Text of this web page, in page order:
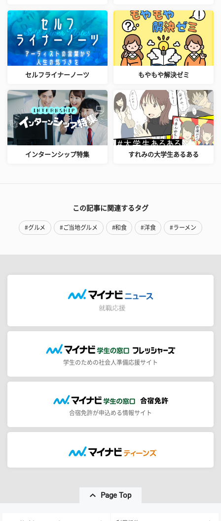
セルフライナーノーツ もやもや解決ゼミ
インターンシップ特集 すれみの大学生あるある
この記事に関連するタグ
#グルメ #ご当地グルメ #和食 #洋食 #ラーメン
学生のための社会人準備応援サイト
合宿免許が申込める情報サイト
Page Top